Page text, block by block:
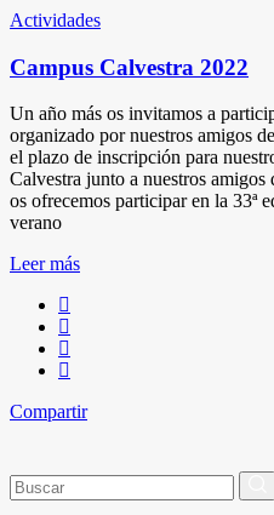
Actividades
Campus Calvestra 2022
Un año más os invitamos a
organizado por nuestros amigos
el plazo de inscripción para
Calvestra junto a nuestros
os ofrecemos participar en la 33ª
verano
Leer más
Compartir
Buscar
por: